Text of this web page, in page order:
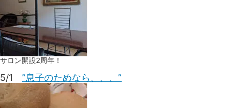
サロン開設2周年！
5/1 ”息子のためなら、、、”